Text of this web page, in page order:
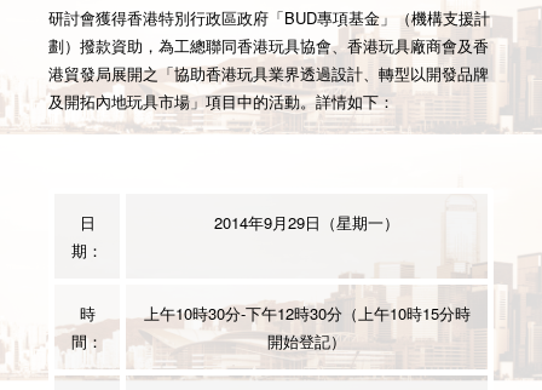
研討會獲得香港特別行政區政府「BUD專項基金」（機構支援計
劃）撥款資助，為工總聯同香港玩具協會、香港玩具廠商會及香
港貿發局展開之「協助香港玩具業界透過設計、轉型以開發品牌
及開拓內地玩具市場」項目中的活動。詳情如下：
日
期：
2014年9月29日（星期一）
時
間：
上午10時30分-下午12時30分（上午10時15分時
開始登記）